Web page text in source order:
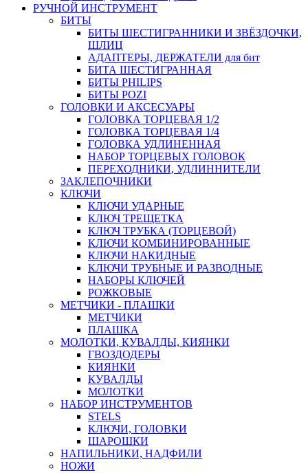
РУЧНОЙ ИНСТРУМЕНТ
БИТЫ
БИТЫ ШЕСТИГРАННИКИ И ЗВЁЗДОЧКИ,
ШЛИЦ
АДАПТЕРЫ, ДЕРЖАТЕЛИ для бит
БИТА ШЕСТИГРАННАЯ
БИТЫ PHILIPS
БИТЫ POZI
ГОЛОВКИ И АКСЕСУАРЫ
ГОЛОВКА ТОРЦЕВАЯ 1/2
ГОЛОВКА ТОРЦЕВАЯ 1/4
ГОЛОВКА УДЛИНЕННАЯ
НАБОР ТОРЦЕВЫХ ГОЛОВОК
ПЕРЕХОДНИКИ, УДЛИННИТЕЛИ
ЗАКЛЕПОЧНИКИ
КЛЮЧИ
КЛЮЧИ УДАРНЫЕ
КЛЮЧ ТРЕЩЕТКА
КЛЮЧ ТРУБКА (ТОРЦЕВОЙ)
КЛЮЧИ КОМБИНИРОВАННЫЕ
КЛЮЧИ НАКИДНЫЕ
КЛЮЧИ ТРУБНЫЕ И РАЗВОДНЫЕ
НАБОРЫ КЛЮЧЕЙ
РОЖКОВЫЕ
МЕТЧИКИ - ПЛАШКИ
МЕТЧИКИ
ПЛАШКА
МОЛОТКИ, КУВАЛДЫ, КИЯНКИ
ГВОЗДОДЕРЫ
КИЯНКИ
КУВАЛДЫ
МОЛОТКИ
НАБОР ИНСТРУМЕНТОВ
STELS
КЛЮЧИ, ГОЛОВКИ
ШАРОШКИ
НАПИЛЬНИКИ, НАДФИЛИ
НОЖИ